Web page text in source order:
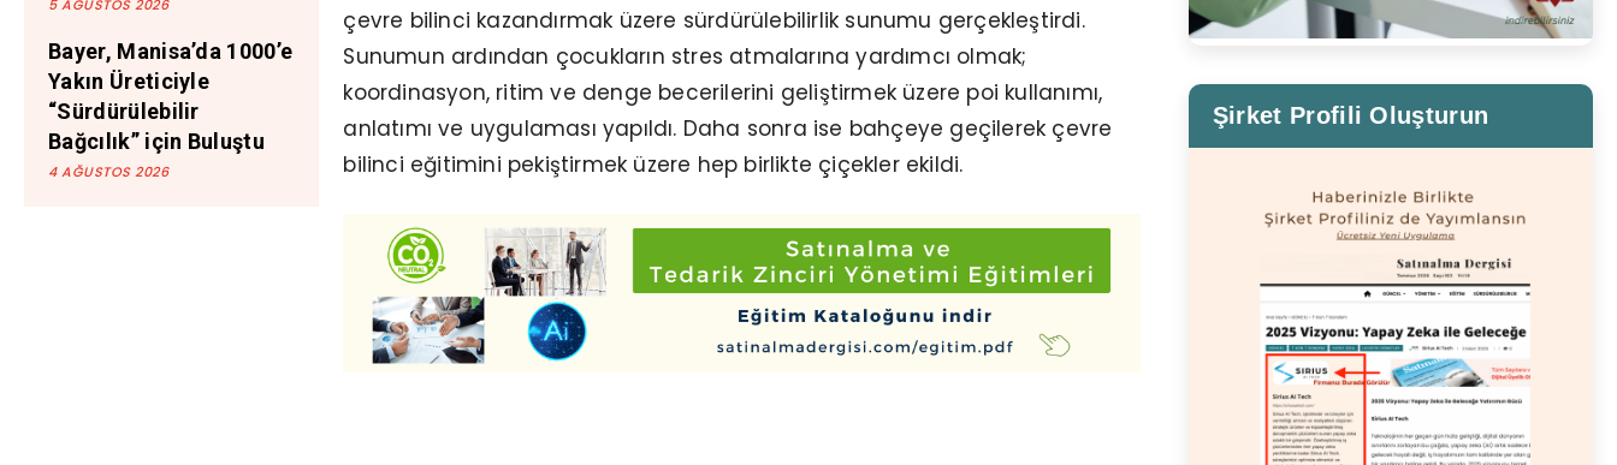
5 AĞUSTOS 2026
Bayer, Manisa’da 1000’e
Yakın Üreticiyle
“Sürdürülebilir
Bağcılık” için Buluştu
4 AĞUSTOS 2026
çevre bilinci kazandırmak üzere sürdürülebilirlik sunumu gerçekleştirdi.
Sunumun ardından çocukların stres atmalarına yardımcı olmak;
koordinasyon, ritim ve denge becerilerini geliştirmek üzere poi kullanımı,
anlatımı ve uygulaması yapıldı. Daha sonra ise bahçeye geçilerek çevre
bilinci eğitimini pekiştirmek üzere hep birlikte çiçekler ekildi.
Şirket Profili Oluşturun